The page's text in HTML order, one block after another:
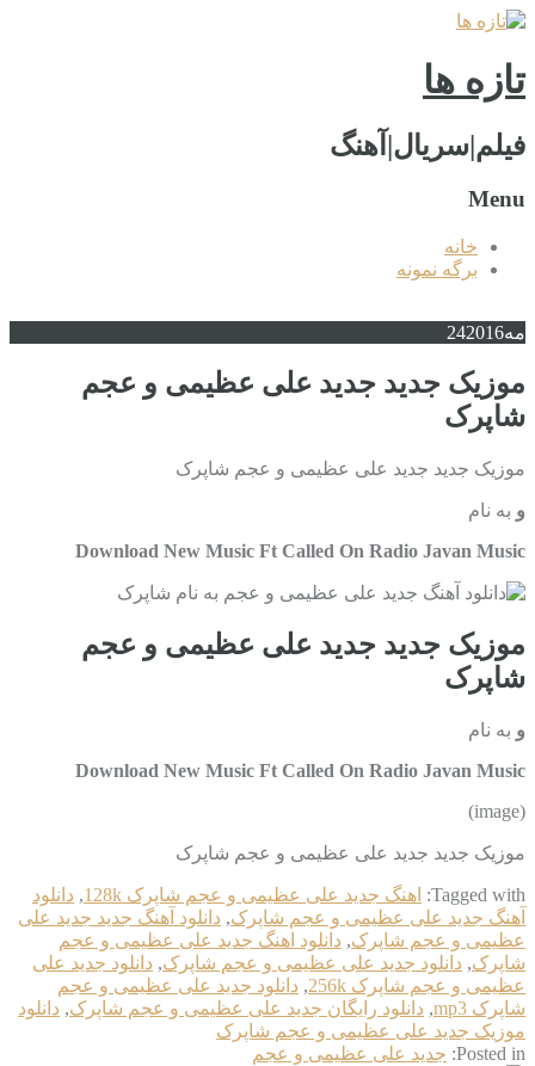
تازه ها
فیلم|سریال|آهنگ
Menu
خانه
برگه نمونه
مه 242016
موزیک جدید جديد علی عظیمی و عجم
شاپرک
موزیک جدید جديد علی عظیمی و عجم شاپرک
و به نام
Download New Music Ft Called On Radio Javan Music
موزیک جدید جديد علی عظیمی و عجم
شاپرک
و به نام
Download New Music Ft Called On Radio Javan Music
(image)
موزیک جدید جديد علی عظیمی و عجم شاپرک
Tagged with: اهنگ جديد علی عظیمی و عجم شاپرک 128k , دانلود
آهنگ جديد علی عظیمی و عجم شاپرک, دانلود آهنگ جدید جديد علی
عظیمی و عجم شاپرک, دانلود اهنگ جديد علی عظیمی و عجم
شاپرک, دانلود جديد علی عظیمی و عجم شاپرک, دانلود جديد علی
عظیمی و عجم شاپرک 256k
, دانلود جديد علی عظیمی و عجم
شاپرک mp3
, دانلود رایگان جديد علی عظیمی و عجم شاپرک, دانلود
موزیک جديد علی عظیمی و عجم شاپرک
Posted in: جديد علی عظیمی و عجم